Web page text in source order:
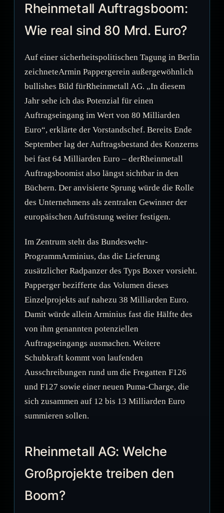
Rheinmetall Auftragsboom:
Wie real sind 80 Mrd. Euro?
Auf einer sicherheitspolitischen Tagung in Berlin
zeichneteArmin Pappergerein außergewöhnlich
bullishes Bild fürRheinmetall AG. „In diesem
Jahr sehe ich das Potenzial für einen
Auftragseingang im Wert von 80 Milliarden
Euro“, erklärte der Vorstandschef. Bereits Ende
September lag der Auftragsbestand des Konzerns
bei fast 64 Milliarden Euro – derRheinmetall
Auftragsboomist also längst sichtbar in den
Büchern. Der anvisierte Sprung würde die Rolle
des Unternehmens als zentralen Gewinner der
europäischen Aufrüstung weiter festigen.
Im Zentrum steht das Bundeswehr-
ProgrammArminius, das die Lieferung
zusätzlicher Radpanzer des Typs Boxer vorsieht.
Papperger bezifferte das Volumen dieses
Einzelprojekts auf nahezu 38 Milliarden Euro.
Damit würde allein Arminius fast die Hälfte des
von ihm genannten potenziellen
Auftragseingangs ausmachen. Weitere
Schubkraft kommt von laufenden
Ausschreibungen rund um die Fregatten F126
und F127 sowie einer neuen Puma-Charge, die
sich zusammen auf 12 bis 13 Milliarden Euro
summieren sollen.
Rheinmetall AG: Welche
Großprojekte treiben den
Boom?